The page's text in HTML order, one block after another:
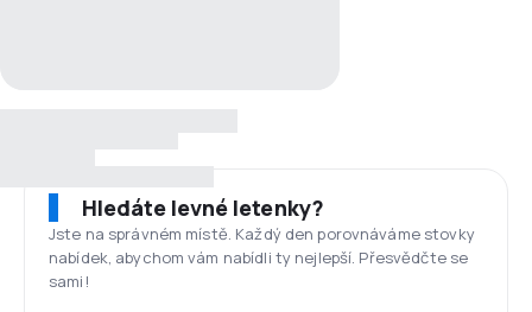
Hledáte levné letenky?
Jste na správném místě. Každý den porovnáváme stovky
nabídek, abychom vám nabídli ty nejlepší. Přesvědčte se
sami!